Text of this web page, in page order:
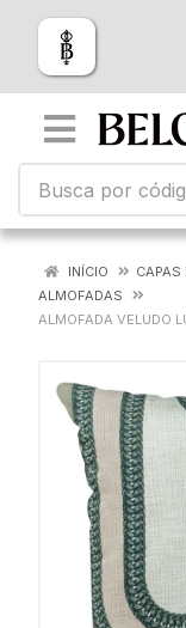
INÍCIO
CAPAS
ALMOFADAS
ALMOFADA VELUDO